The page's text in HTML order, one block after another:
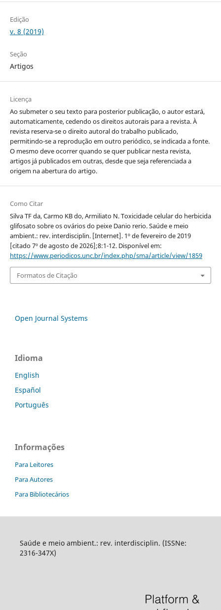
Edição
v. 8 (2019)
Seção
Artigos
Licença
Ao submeter o seu texto para posterior publicação, o autor estará,
automaticamente, cedendo os direitos autorais para a revista. À
revista reserva-se o direito autoral do trabalho publicado,
permitindo-se a reprodução em outro periódico, se indicada a fonte.
O mesmo deve ocorrer quando se quer publicar nesta revista,
artigos já publicados em outras, desde que seja referenciada a
origem na abertura do artigo.
Como Citar
Silva TF da, Carmo KB do, Armiliato N. Toxicidade celular do herbicida
glifosato sobre os ovários do peixe Danio rerio. Saúde e meio
ambient.: rev. interdisciplin. [Internet]. 1º de fevereiro de 2019
[citado 7º de agosto de 2026];8:1-12. Disponível em:
https://www.periodicos.unc.br/index.php/sma/article/view/1859
Formatos de Citação
Open Journal Systems
Idioma
English
Español
Português
Informações
Para Leitores
Para Autores
Para Bibliotecários
Saúde e meio ambient.: rev. interdisciplin. (ISSNe:
2316-347X)